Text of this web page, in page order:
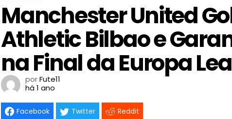
Manchester United
Athletic Bilbao e
na Final da Europa
porFute11
há 1 ano
Facebook Twitter Reddit